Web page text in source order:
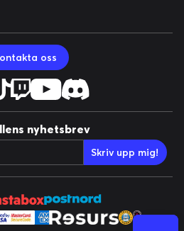
oss
nyhetsbrev
Skriv upp mig!